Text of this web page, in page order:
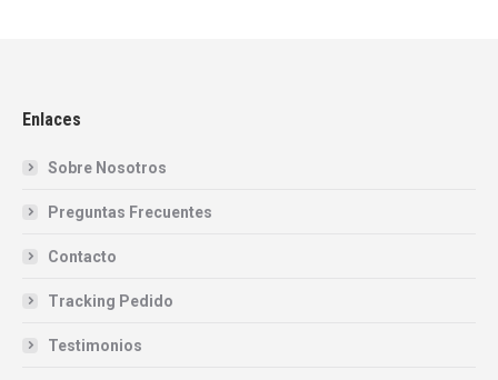
Enlaces
Sobre Nosotros
Preguntas Frecuentes
Contacto
Tracking Pedido
Testimonios